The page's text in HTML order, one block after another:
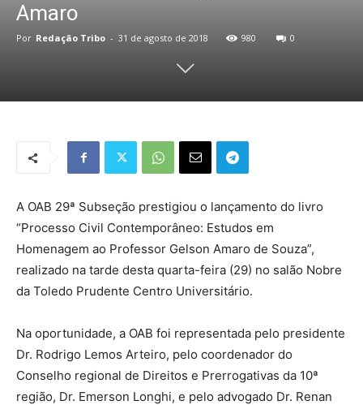
Amaro
Por Redação Tribo - 31 de agosto de 2018 980 0
A OAB 29ª Subseção prestigiou o lançamento do livro
“Processo Civil Contemporâneo: Estudos em
Homenagem ao Professor Gelson Amaro de Souza”,
realizado na tarde desta quarta-feira (29) no salão Nobre
da Toledo Prudente Centro Universitário.
Na oportunidade, a OAB foi representada pelo presidente
Dr. Rodrigo Lemos Arteiro, pelo coordenador do
Conselho regional de Direitos e Prerrogativas da 10ª
região, Dr. Emerson Longhi, e pelo advogado Dr. Renan